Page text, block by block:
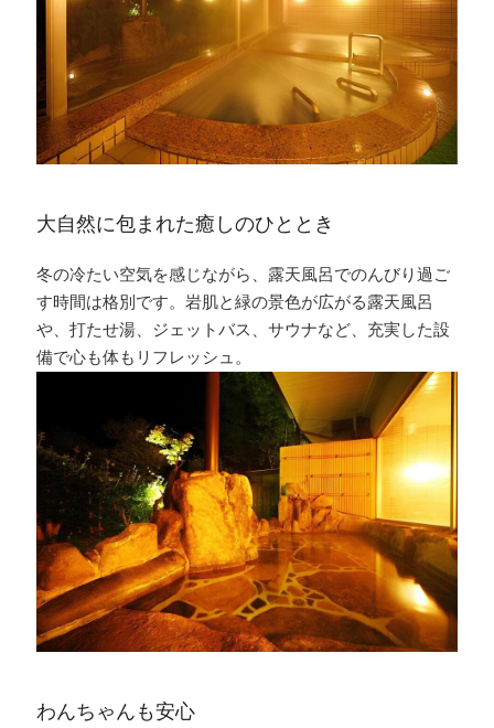
大自然に包まれた癒しのひととき
冬の冷たい空気を感じながら、露天風呂でのんびり過ご
す時間は格別です。岩肌と緑の景色が広がる露天風呂
や、打たせ湯、ジェットバス、サウナなど、充実した設
備で心も体もリフレッシュ。
わんちゃんも安心